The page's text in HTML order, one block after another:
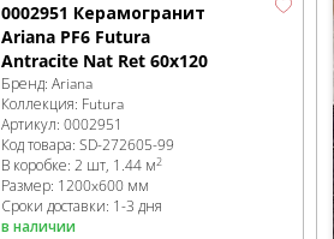
0002951 Керамогранит
Ariana PF6 Futura
Antracite Nat Ret 60х120
Бренд: Ariana
Коллекция: Futura
Артикул: 0002951
Код товара: SD-272605-99
В коробке: 2 шт, 1.44 м2
Размер: 1200x600 мм
Сроки доставки: 1-3 дня
в наличии